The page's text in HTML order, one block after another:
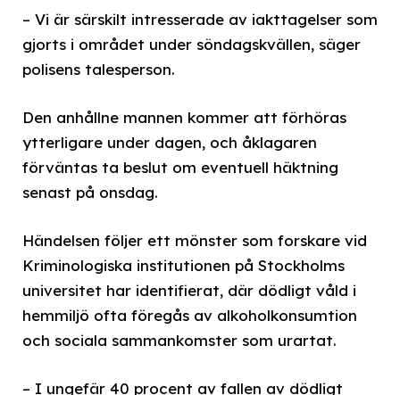
– Vi är särskilt intresserade av iakttagelser som
gjorts i området under söndagskvällen, säger
polisens talesperson.
Den anhållne mannen kommer att förhöras
ytterligare under dagen, och åklagaren
förväntas ta beslut om eventuell häktning
senast på onsdag.
Händelsen följer ett mönster som forskare vid
Kriminologiska institutionen på Stockholms
universitet har identifierat, där dödligt våld i
hemmiljö ofta föregås av alkoholkonsumtion
och sociala sammankomster som urartat.
– I ungefär 40 procent av fallen av dödligt